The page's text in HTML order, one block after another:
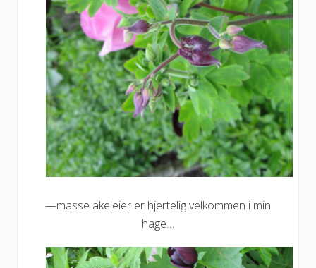
—masse akeleier er hjertelig velkommen i min
hage…